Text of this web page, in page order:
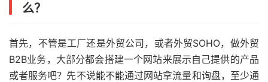
么？
首先，不管是工厂还是外贸公司，或者外贸SOHO，做外贸
B2B业务，大部分都会搭建一个网站来展示自己提供的产品
或者服务吧？先不说能不能通过网站拿流量和询盘，至少通